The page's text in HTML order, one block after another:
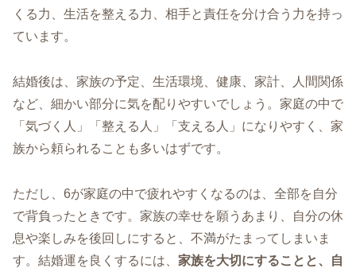
くる力、生活を整える力、相手と責任を分け合う力を持っ
ています。
結婚後は、家族の予定、生活環境、健康、家計、人間関係
など、細かい部分に気を配りやすいでしょう。家庭の中で
「気づく人」「整える人」「支える人」になりやすく、家
族から頼られることも多いはずです。
ただし、6が家庭の中で疲れやすくなるのは、全部を自分
で背負ったときです。家族の幸せを願うあまり、自分の休
息や楽しみを後回しにすると、不満がたまってしまいま
す。結婚運を良くするには、 家族を大切にすることと、自